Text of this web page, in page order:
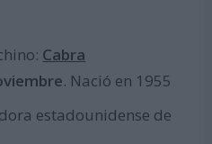
Cabra
. Nació en 1955
estadounidense de